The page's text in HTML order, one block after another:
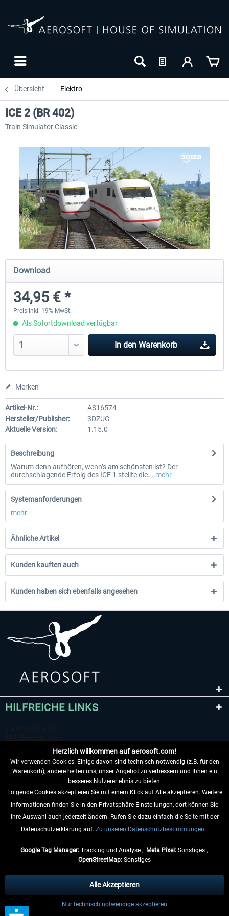
Übersicht Elektro
ICE 4 (BR 412)
34,95 € *
ICE 2 (BR 402)
Train Simulator Classic
Download
34,95 € *
Preis inkl. 19% MwSt.
Als Sofortdownload verfügbar
In den Warenkorb
Merken
Artikel-Nr.:
AS16574
Hersteller/Publisher:
3DZUG
Aktuelle Version:
1.15.0
Beschreibung
Warum denn aufhören, wenn’s am schönsten ist? Der
durchschlagende Erfolg des ICE 1 stellte die... mehr
Systemanforderungen
mehr
Ähnliche Artikel
Kunden kauften auch
Kunden haben sich ebenfalls angesehen
HILFREICHE LINKS
VERTRAG WIDERRUFEN
INFORMATIONEN
anders beschrieben.
** Gilt für Lieferungen innerhalb Deutschlands, Lieferzeiten für andere Länder
entnehmen Sie bitte denVersandinformationen
Herzlich willkommen auf aerosoft.com!
Wir verwenden Cookies. Einige davon sind technisch notwendig (z.B. für den
Warenkorb), andere helfen uns, unser Angebot zu verbessern und Ihnen ein
besseres Nutzererlebnis zu bieten.
Folgende Cookies akzeptieren Sie mit einem Klick auf Alle akzeptieren. Weitere
Informationen finden Sie in den Privatsphäre-Einstellungen, dort können Sie
Ihre Auswahl auch jederzeit ändern. Rufen Sie dazu einfach die Seite mit der
Datenschutzerklärung auf. Zu unseren Datenschutzbestimmungen.
Google Tag Manager:Tracking und Analyse , Meta Pixel:Sonstiges ,
OpenStreetMap: Sonstiges
Nur technisch notwendige akzeptieren
Alle Akzeptieren